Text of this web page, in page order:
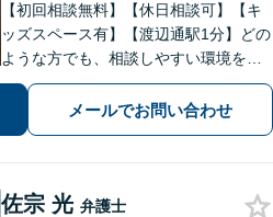
【初回相談無料】【休日相談可】【キ
ッズスペース有】【渡辺通駅1分】どの
ような方でも、相談しやすい環境を整
えています。依頼者様に寄り添った対
応を心がけています。【離婚・男女問
題】DV被害へ積極的に対応。お気軽に
メールでお問い合わせ
佐宗 光 弁護士